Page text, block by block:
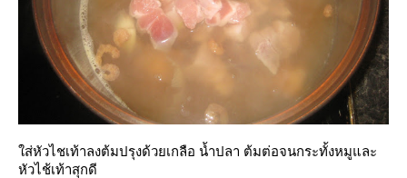
ส่หัวไชเท้าลงต้มปรุงด้วยเกลือ น้ำปลา ต้มต่อจนกระทั้งหมูและ
หัวไช้เท้าสุกดี